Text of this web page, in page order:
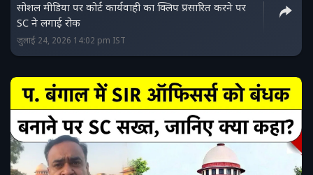
सोशल मीडिया पर कोर्ट कार्यवाही का क्लिप प्रसारित करने पर
SC ने लगाई रोक
जुलाई 24, 2026 14:02 pm IST